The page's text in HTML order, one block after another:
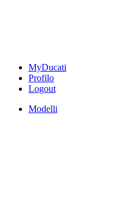
MyDucati
Profilo
Logout
Modelli